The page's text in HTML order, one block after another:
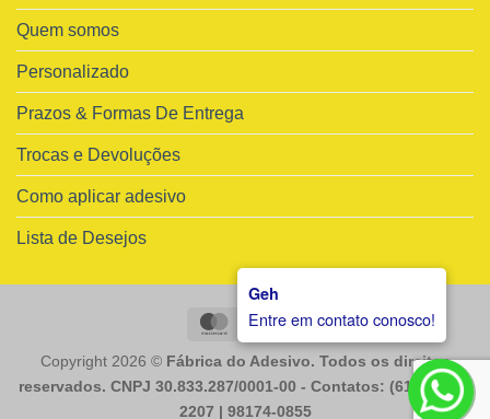
Geh
Entre em contato conosco!
Quem somos
Personalizado
Prazos & Formas De Entrega
Trocas e Devoluções
Como aplicar adesivo
Lista de Desejos
MasterCardVisa
Copyright 2026 © Fábrica do Adesivo. Todos os direitos
reservados. CNPJ 30.833.287/0001-00 - Contatos: (61) 98225-
2207 | 98174-0855